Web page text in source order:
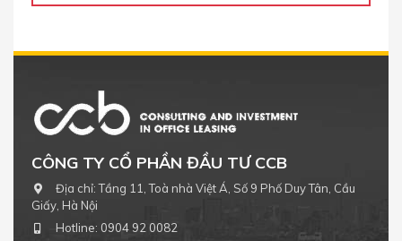
CÔNG TY CỔ PHẦN ĐẦU TƯ CCB
Địa chỉ:Tầng 11, Toà nhà Việt Á, Số 9 Phố Duy Tân, Cầu
Giấy, Hà Nội
Hotline: 0904 92 0082